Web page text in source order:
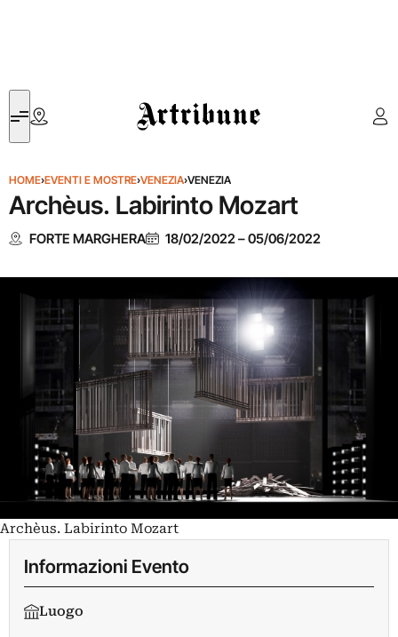
Artribune
HOME›EVENTI E MOSTRE›VENEZIA›VENEZIA
Archèus. Labirinto Mozart
FORTE MARGHERA 18/02/2022–05/06/2022
Archèus. Labirinto Mozart
Informazioni Evento
Luogo